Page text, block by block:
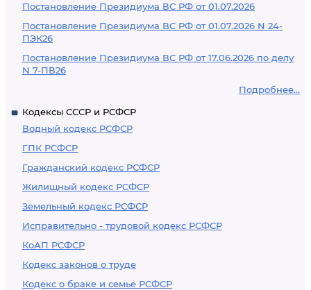
Постановление Президиума ВС РФ от 01.07.2026
Постановление Президиума ВС РФ от 01.07.2026 N 24-
ПЭК26
Постановление Президиума ВС РФ от 17.06.2026 по делу
N 7-ПВ26
Подробнее...
Кодексы СССР и РСФСР
Водный кодекс РСФСР
ГПК РСФСР
Гражданский кодекс РСФСР
Жилищный кодекс РСФСР
Земельный кодекс РСФСР
Исправительно - трудовой кодекс РСФСР
КоАП РСФСР
Кодекс законов о труде
Кодекс о браке и семье РСФСР